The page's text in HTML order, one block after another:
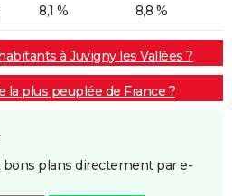
8,1 % 8,8 %
à Juvigny les Vallées ?
la plus peuplée de France ?
bons plans directement par e-